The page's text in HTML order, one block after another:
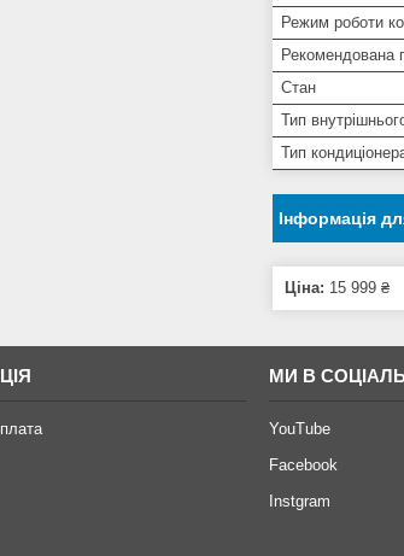
Режим роботи
Рекомендована
Стан
Тип
Тип
Інформація
Ціна: 15 999 ₴
МИ В
YouTube
Facebook
Instgram